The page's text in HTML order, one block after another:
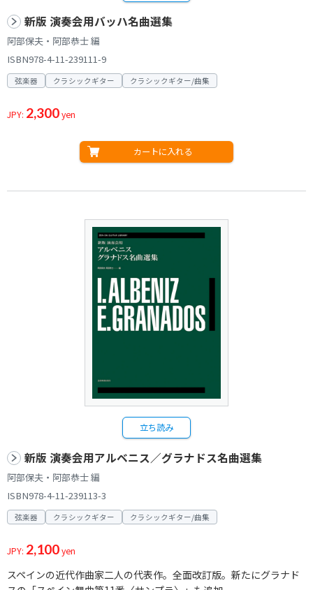
新版 演奏会用バッハ名曲選集
阿部保夫・阿部恭士 編
ISBN978-4-11-239111-9
弦楽器 クラシックギター クラシックギター/曲集
JPY: 2,300yen
カートに入れる
立ち読み
新版 演奏会用アルベニス／グラナドス名曲選集
阿部保夫・阿部恭士 編
ISBN978-4-11-239113-3
弦楽器 クラシックギター クラシックギター/曲集
JPY: 2,100yen
スペインの近代作曲家二人の代表作。全面改訂版。新たにグラナド